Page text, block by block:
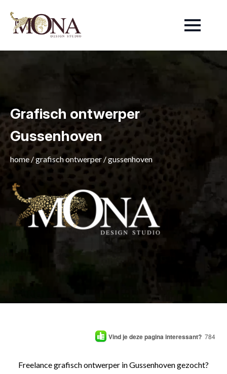
Grafisch ontwerper
Gussenhoven
home /grafisch ontwerper /gussenhoven
Vind je deze pagina interessant? 784
Freelance grafisch ontwerper in Gussenhoven gezocht?